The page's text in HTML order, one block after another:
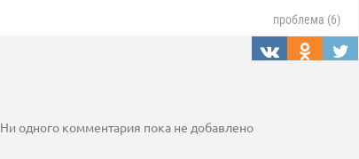
проблема (6)
Ни одного комментария пока не добавлено